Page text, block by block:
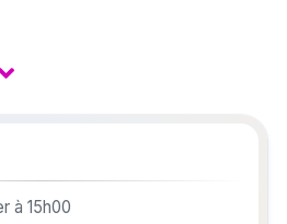
à 15h00